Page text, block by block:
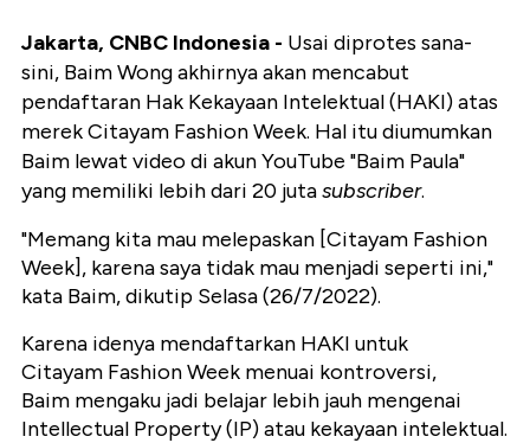
Jakarta, CNBC Indonesia - Usai diprotes sana-
sini, Baim Wong akhirnya akan mencabut
pendaftaran Hak Kekayaan Intelektual (HAKI) atas
merek Citayam Fashion Week. Hal itu diumumkan
Baim lewat video di akun YouTube "Baim Paula"
yang memiliki lebih dari 20 jutasubscriber.
"Memang kita mau melepaskan [Citayam Fashion
Week], karena saya tidak mau menjadi seperti ini,"
kata Baim, dikutip Selasa (26/7/2022).
Karena idenya mendaftarkan HAKI untuk
Citayam Fashion Week menuai kontroversi,
Baim mengaku jadi belajar lebih jauh mengenai
Intellectual Property (IP) atau kekayaan intelektual.